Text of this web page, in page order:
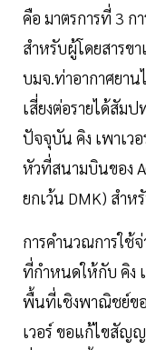
คือ มาตรการที่ 3
สำหรับผู้โดยสารข
บมจ.ท่าอากาศยาน
เสี่ยงต่อรายได้สัมป
ปัจจุบัน คิง เพาเวอ
หัวที่สนามบินของ
ยกเว้น DMK) สำ
การคำนวณการใ
ที่กำหนดให้กับ คิง เ
พื้นที่เชิงพาณิชย์ขอ
เวอร์ ขอแก้ไขสัญ